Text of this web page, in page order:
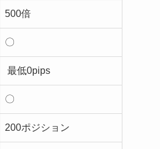
500倍
〇
最低0pips
〇
200ポジション